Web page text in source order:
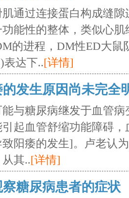
通过连接蛋白构成缝
能性的整体，类似心
的进程，DM性ED大
表达下..[详情]
发生原因尚未完全
与糖尿病继发于血管
起血管舒缩功能障碍
阳痿的发生]。卢老认
其..[详情]
糖尿病患者的症状